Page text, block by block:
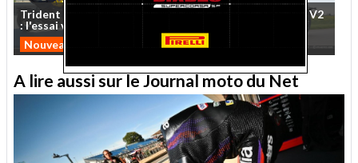
Trident
660
: l'essaividéo
Nouveautés 2026
QJMotor
V2
cruise
Custom
A lire aussi sur le Journal moto du Net